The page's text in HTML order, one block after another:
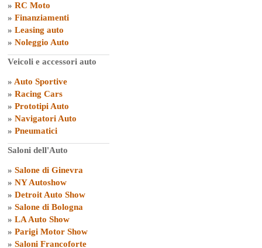
» RC Moto
» Finanziamenti
» Leasing auto
» Noleggio Auto
Veicoli e accessori auto
» Auto Sportive
» Racing Cars
» Prototipi Auto
» Navigatori Auto
» Pneumatici
Saloni dell'Auto
» Salone di Ginevra
» NY Autoshow
» Detroit Auto Show
» Salone di Bologna
» LA Auto Show
» Parigi Motor Show
» Saloni Francoforte